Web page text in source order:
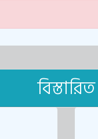
বিস্তারিত